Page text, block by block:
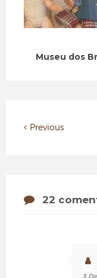
Museu dos
Previous
22
3